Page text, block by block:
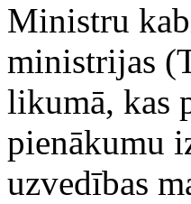
Ministru
ministrijas
likumā, kas
pienākumu
uzvedības